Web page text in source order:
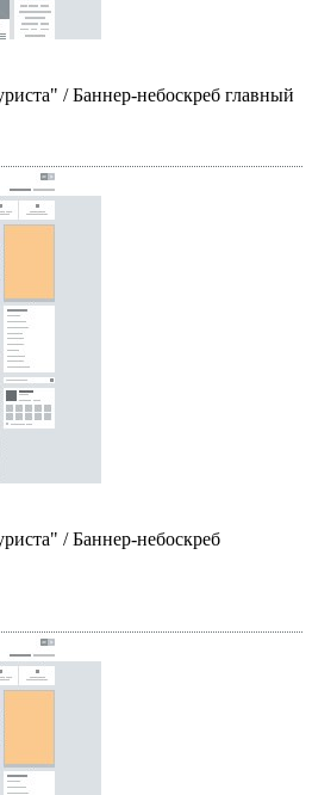
/ Баннер-небоскреб главный
/ Баннер-небоскреб